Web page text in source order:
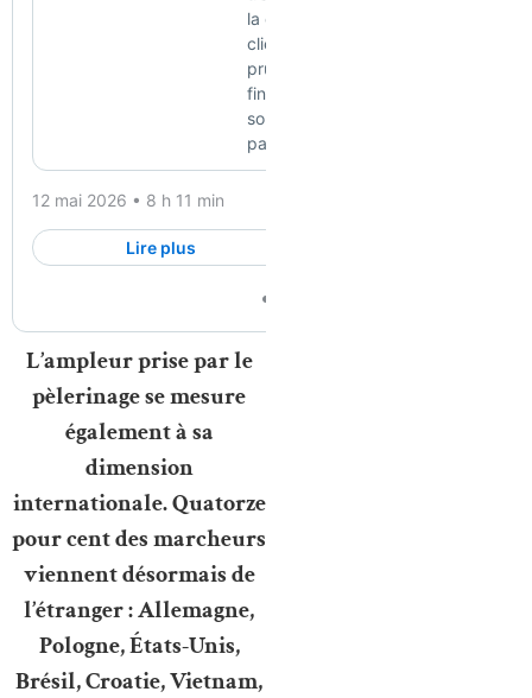
L’ampleur prise par le
pèlerinage se mesure
également à sa
dimension
internationale. Quatorze
pour cent des marcheurs
viennent désormais de
l’étranger : Allemagne,
Pologne, États-Unis,
Brésil, Croatie, Vietnam,